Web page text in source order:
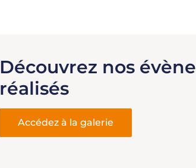
Découvrez nos
réalisés
Accédez à la galerie